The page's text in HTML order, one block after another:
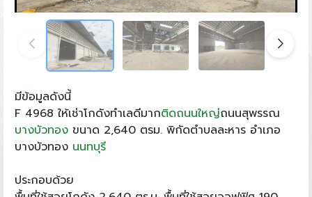
มีข้อมูลดังนี้
F 4968 ให้เช่าโกดังทำเลดีมากติดถนนใหญ่ถนนสุพรรณ
บางบัวทองขนาด 2,640 ตรม. พิกัดตำบลละหาร อำเภอ
บางบัวทอง นนทบุรี
ประกอบด้วย